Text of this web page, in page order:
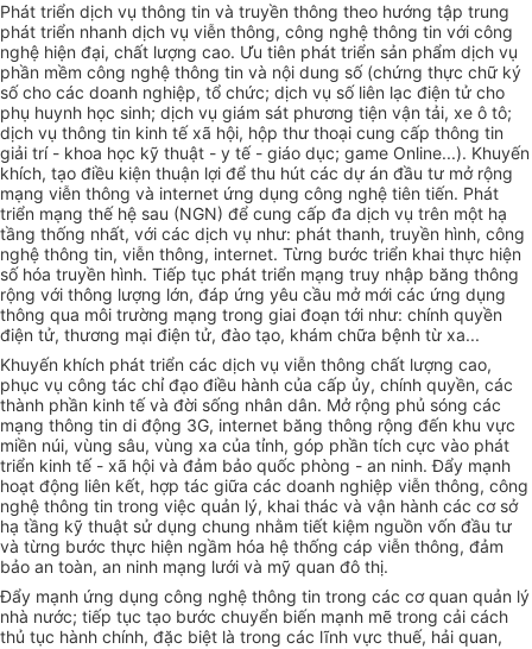
Phát triển dịch vụ thông tin và truyền thông theo hướng tập trung
phát triển nhanh dịch vụ viễn thông, công nghệ thông tin với công
nghệ hiện đại, chất lượng cao. Ưu tiên phát triển sản phẩm dịch vụ
phần mềm công nghệ thông tin và nội dung số (chứng thực chữ ký
số cho các doanh nghiệp, tổ chức; dịch vụ sốliên lạc điện tử cho
phụ huynh học sinh; dịch vụ giám sát phương tiện vận tải, xe ô tô;
dịch vụ thông tin kinh tế xã hội, hộp thư thoại cung cấp thông tin
giải trí - khoa học kỹ thuật - y tế - giáo dục; game Online...). Khuyến
khích, tạo điều kiện thuận lợi để thu hút các dự án đầu tư mở rộng
mạng viễn thông và internet ứng dụng công nghệ tiên tiến. Phát
triển mạng thế hệ sau (NGN) để cung cấp đa dịch vụ trên một hạ
tầng thống nhất, với các dịch vụ như: phát thanh, truyền hình, công
nghệ thông tin, viễn thông, internet. Từng bước triển khai thực hiện
số hóa truyền hình. Tiếp tục phát triển mạng truy nhập băng thông
rộng với thông lượng lớn, đáp ứng yêu cầu mở mới các ứng dụng
thông qua môi trường mạng trong giai đoạn tới như: chính quyền
điện tử, thương mại điện tử, đào tạo, khám chữa bệnh từ xa...
Khuyến khích phát triển các dịch vụ viễn thông chất lượng cao,
phục vụ công tác chỉ đạo điều hành của cấp ủy, chính quyền, các
thành phần kinh tế và đời sống nhân dân. Mở rộng phủ sóng các
mạng thông tin di động 3G, internet băng thông rộng đến khu vực
miền núi, vùng sâu, vùng xa của tỉnh, góp phần tích cực vào phát
triển kinh tế - xã hội và đảm bảo quốc phòng - an ninh. Đẩy mạnh
hoạt động liên kết, hợp tác giữa các doanh nghiệp viễn thông, công
nghệ thông tin trong việc quản lý, khai thác và vận hành các cơ sở
hạ tầng kỹ thuật sử dụng chung nhằm tiết kiệm nguồn vốn đầu tư
và từng bước thực hiện ngầm hóa hệ thống cáp viễn thông, đảm
bảo an toàn, an ninh mạng lưới và mỹ quan đô thị.
Đẩy mạnh ứng dụng công nghệ thông tin trong các cơ quan quản lý
nhà nước; tiếp tục tạo bước chuyển biến mạnh mẽ trong cải cách
thủ tục hành chính, đặc biệt là trong các lĩnh vực thuế, hải quan,